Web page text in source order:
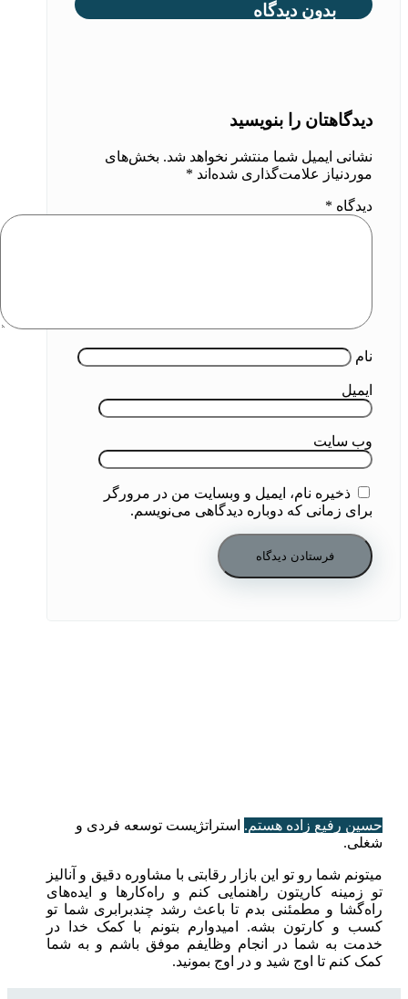
بدون دیدگاه
دیدگاهتان را بنویسید
نشانی ایمیل شما منتشر نخواهد شد. بخش‌های
موردنیاز علامت‌گذاری شده‌اند *
دیدگاه *
نام
ایمیل
وب‌ سایت
ذخیره نام، ایمیل و وبسایت من در مرورگر
برای زمانی که دوباره دیدگاهی می‌نویسم.
حسین رفیع زاده هستم. استراتژیست توسعه فردی و
شغلی.
میتونم شما رو تو این بازار رقابتی با مشاوره دقیق و آنالیز
تو زمینه کاریتون راهنمایی کنم و راه‌کارها و ایده‌های
راه‌گشا و مطمئنی بدم تا باعث رشد چندبرابری شما تو
کسب و کارتون بشه. امیدوارم بتونم با کمک خدا در
خدمت به شما در انجام وظایفم موفق باشم و به شما
کمک کنم تا اوج شید و در اوج بمونید.